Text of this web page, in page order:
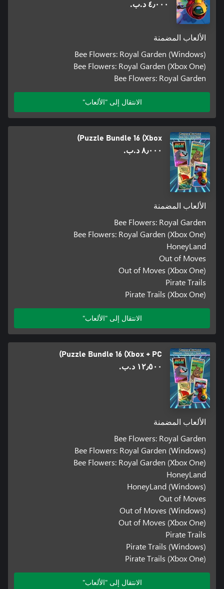
٤٫٠٠٠ د.ب.‏
الألعاب المضمنة
Bee Flowers: Royal Garden (Windows)
Bee Flowers: Royal Garden (Xbox One)
Bee Flowers: Royal Garden
الانتقال إلى "الألعاب"
Puzzle Bundle 16 (Xbox)
٨٫٠٠٠ د.ب.‏
الألعاب المضمنة
Bee Flowers: Royal Garden
Bee Flowers: Royal Garden (Xbox One)
HoneyLand
Out of Moves
Out of Moves (Xbox One)
Pirate Trails
Pirate Trails (Xbox One)
الانتقال إلى "الألعاب"
Puzzle Bundle 16 (Xbox + PC)
١٢٫٥٠٠ د.ب.‏
الألعاب المضمنة
Bee Flowers: Royal Garden
Bee Flowers: Royal Garden (Windows)
Bee Flowers: Royal Garden (Xbox One)
HoneyLand
HoneyLand (Windows)
Out of Moves
Out of Moves (Windows)
Out of Moves (Xbox One)
Pirate Trails
Pirate Trails (Windows)
Pirate Trails (Xbox One)
الانتقال إلى "الألعاب"